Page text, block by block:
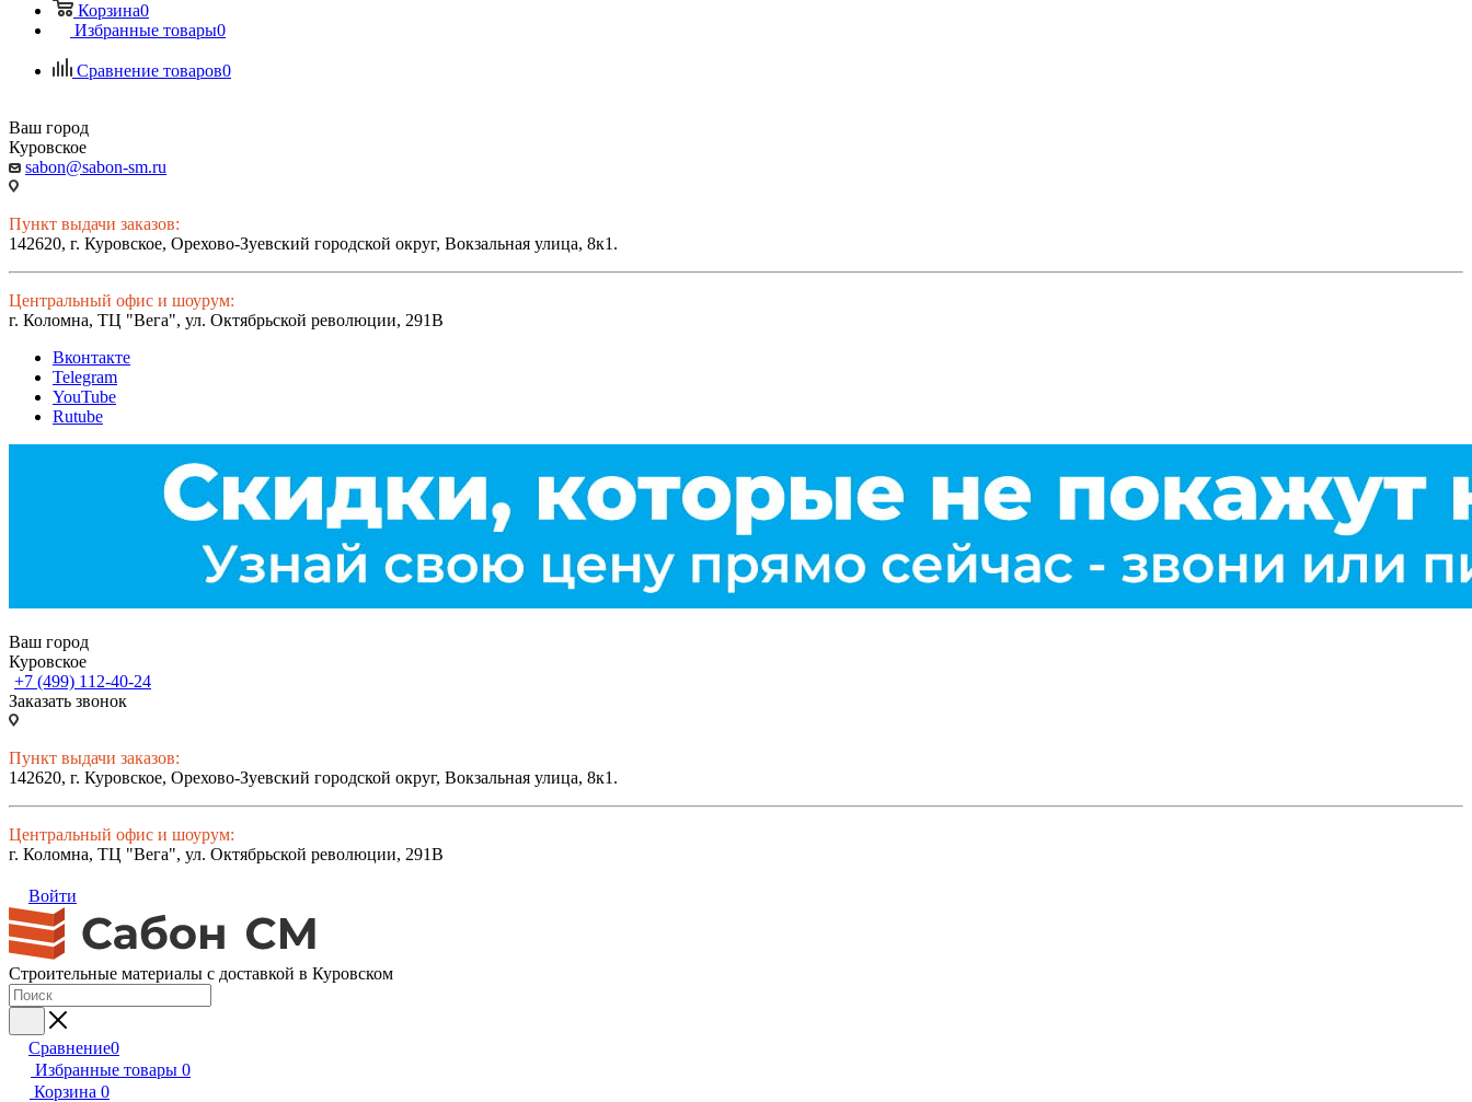
Корзина0
Избранные товары0
Сравнение товаров0
Ваш город
Куровское
sabon@sabon-sm.ru
Пункт выдачи заказов:
142620, г. Куровское, Орехово-Зуевский городской округ, Вокзальная улица, 8к1.
Центральный офис и шоурум:
г. Коломна, ТЦ "Вега", ул. Октябрьской революции, 291В
Вконтакте
Telegram
YouTube
Rutube
Ваш город
Куровское
+7 (499) 112-40-24
Заказать звонок
Пункт выдачи заказов:
142620, г. Куровское, Орехово-Зуевский городской округ, Вокзальная улица, 8к1.
Центральный офис и шоурум:
г. Коломна, ТЦ "Вега", ул. Октябрьской революции, 291В
Войти
Строительные материалы с доставкой в Куровском
Сравнение0
Избранные товары 0
Корзина 0